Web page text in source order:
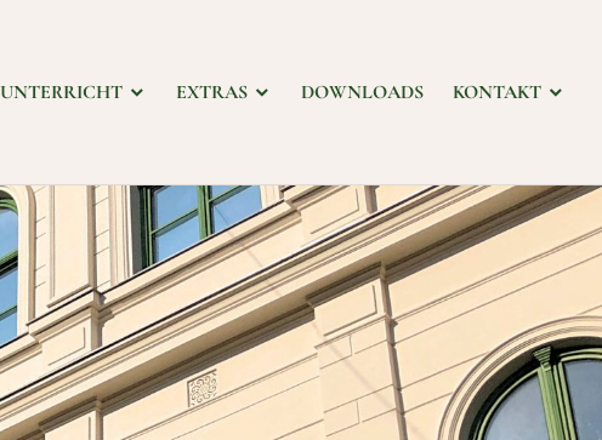
UNTERRICHT EXTRAS DOWNLOADS KONTAKT